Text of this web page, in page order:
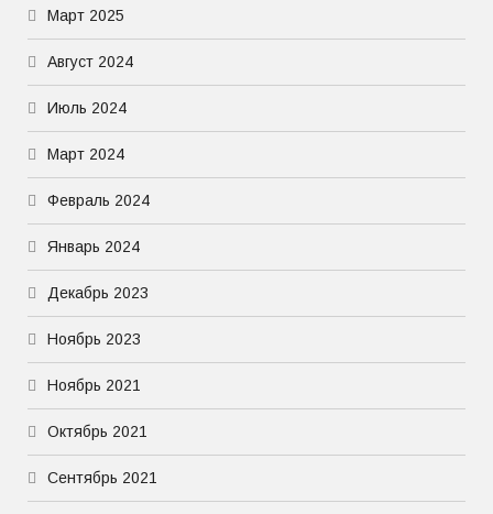
Март 2025
Август 2024
Июль 2024
Март 2024
Февраль 2024
Январь 2024
Декабрь 2023
Ноябрь 2023
Ноябрь 2021
Октябрь 2021
Сентябрь 2021